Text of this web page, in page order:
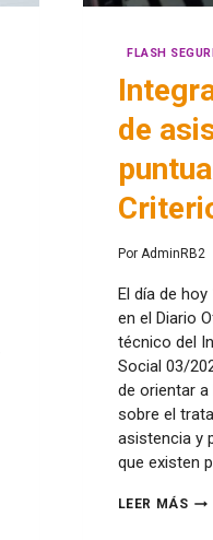
FLASH
de
Por AdminRB2
El día de
en el Diario
técnico del
Social 03/
de orientar
sobre el
asistencia y
que existen
LEER MÁS